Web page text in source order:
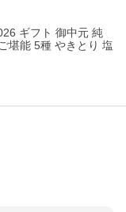
ギフト 御中元 純
堪能 5種 やきとり 塩